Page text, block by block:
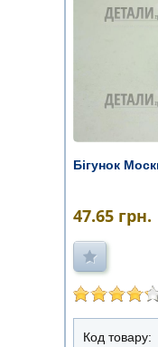
Бігунок
47.65 грн.
Код товару: